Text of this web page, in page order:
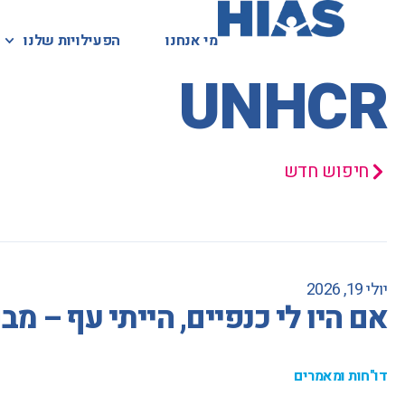
מי אנחנו הפעילויות שלנו מי אנחנו הפעילויות שלנו המאגר המשפטי
UNHCR
חיפוש חדש
יולי 19, 2026
אם היו לי כנפיים, הייתי עף
דו"חות ומאמרים